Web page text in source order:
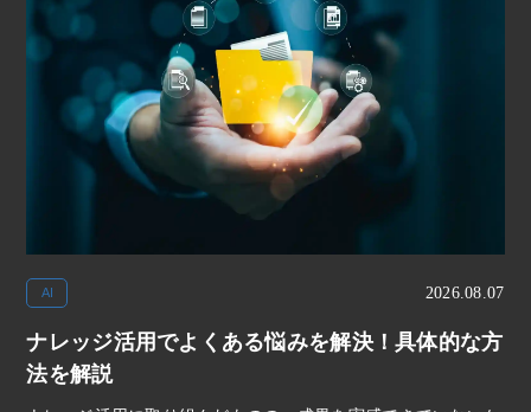
AI 2026.08.07
ナレッジ活用でよくある悩みを解決！具体的な方
法を解説